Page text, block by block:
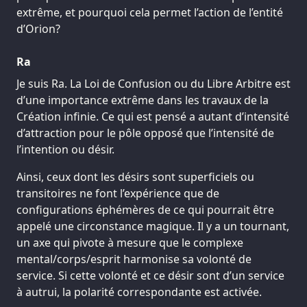
extrême, et pourquoi cela permet l’action de l’entité
d’Orion?
Ra
Je suis Ra. La Loi de Confusion ou du Libre Arbitre est
d’une importance extrême dans les travaux de la
Création infinie. Ce qui est pensé a autant d’intensité
d’attraction pour le pôle opposé que l’intensité de
l’intention ou désir.
Ainsi, ceux dont les désirs sont superficiels ou
transitoires ne font l’expérience que de
configurations éphémères de ce qui pourrait être
appelé une circonstance magique. Il y a un tournant,
un axe qui pivote à mesure que le complexe
mental/corps/esprit harmonise sa volonté de
service. Si cette volonté et ce désir sont d’un service
à autrui, la polarité correspondante est activée.